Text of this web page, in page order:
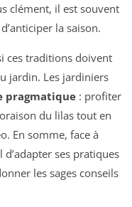
clément, il est souvent
la saison.
ces traditions doivent
jardin. Les jardiniers
pragmatique : profiter
du lilas tout en
En somme, face à
ses pratiques
les sages conseils